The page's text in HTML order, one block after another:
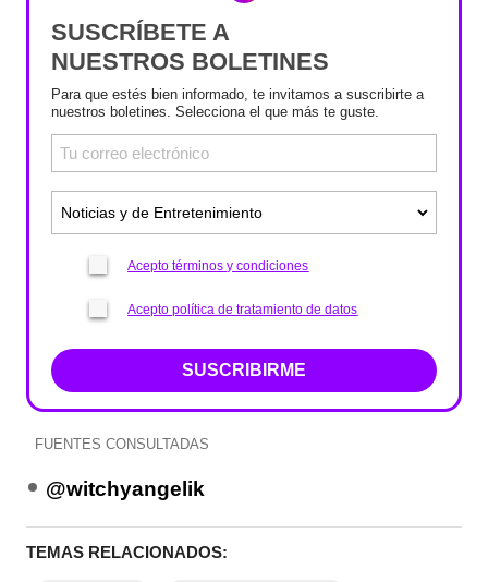
SUSCRÍBETE A
NUESTROS BOLETINES
Para que estés bien informado, te invitamos a suscribirte a
nuestros boletines. Selecciona el que más te guste.
Acepto términos y condiciones
Acepto política de tratamiento de datos
SUSCRIBIRME
FUENTES CONSULTADAS
@witchyangelik
TEMAS RELACIONADOS: